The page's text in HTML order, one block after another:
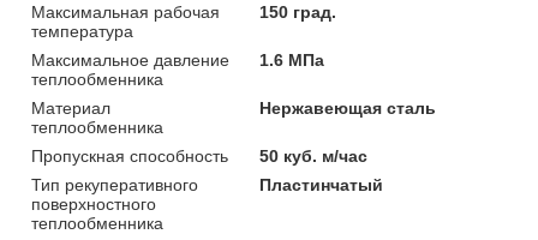
Максимальная рабочая
температура
150 град.
Максимальное давление
теплообменника
1.6 МПа
Материал
теплообменника
Нержавеющая сталь
Пропускная способность
50 куб. м/час
Тип рекуперативного
поверхностного
теплообменника
Пластинчатый